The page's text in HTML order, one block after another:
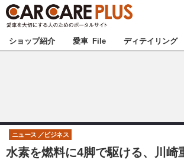
★カーケアプラス認定★ 厳選プロショ
甲信越 北
東海 関
ショップ紹介 愛車 File ディテイリング
水素を燃料に4脚で駆ける、川崎
ニュース ビジネス